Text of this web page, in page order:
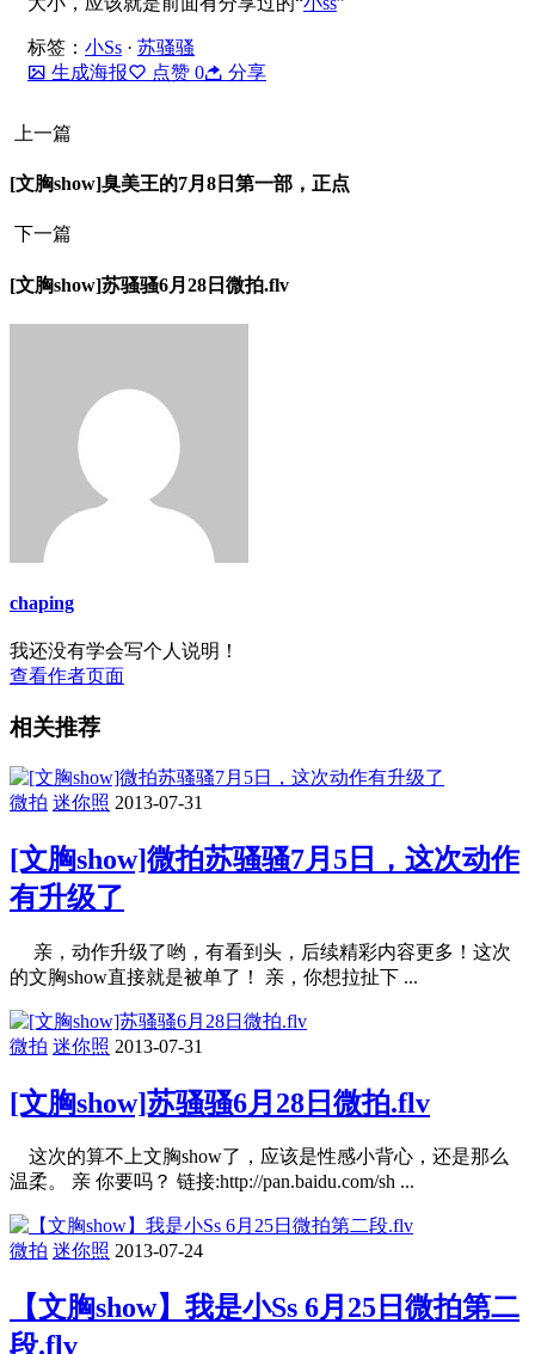
标签： 小Ss · 苏骚骚
生成海报
点赞 0 分享
上一篇
[文胸show]臭美王的7月8日第一部，正点
下一篇
[文胸show]苏骚骚6月28日微拍.flv
chaping
我还没有学会写个人说明！
查看作者页面
相关推荐
微拍 迷你照 2013-07-31
[文胸show]微拍苏骚骚7月5日，这次动作
有升级了
亲，动作升级了哟，有看到头，后续精彩内容更多！这次
的文胸show直接就是被单了！ 亲，你想拉扯下 ...
微拍 迷你照 2013-07-31
[文胸show]苏骚骚6月28日微拍.flv
这次的算不上文胸show了，应该是性感小背心，还是那么
温柔。 亲 你要吗？ 链接:http://pan.baidu.com/sh ...
微拍 迷你照 2013-07-24
【文胸show】我是小Ss 6月25日微拍第二
段.flv